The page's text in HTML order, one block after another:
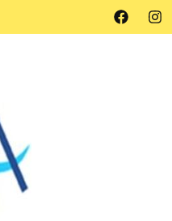
Facebook